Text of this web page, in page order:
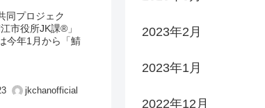
同プロジェク
市役所JK課®」
今年1月から「鯖
jkchanofficial
2023年2月
2023年1月
2022年12月